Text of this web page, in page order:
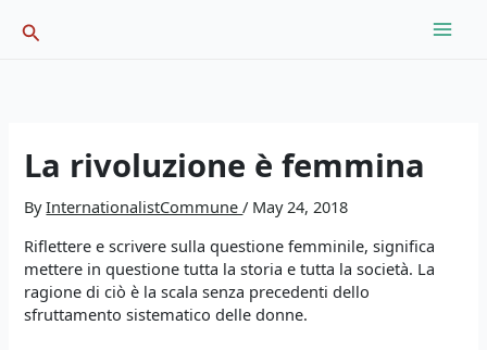
Search
La rivoluzione è femmina
ByInternationalistCommune/ May 24, 2018
Riflettere e scrivere sulla questione femminile, significa
mettere in questione tutta la storia e tutta la società. La
ragione di ciò è la scala senza precedenti dello
sfruttamento sistematico delle donne.